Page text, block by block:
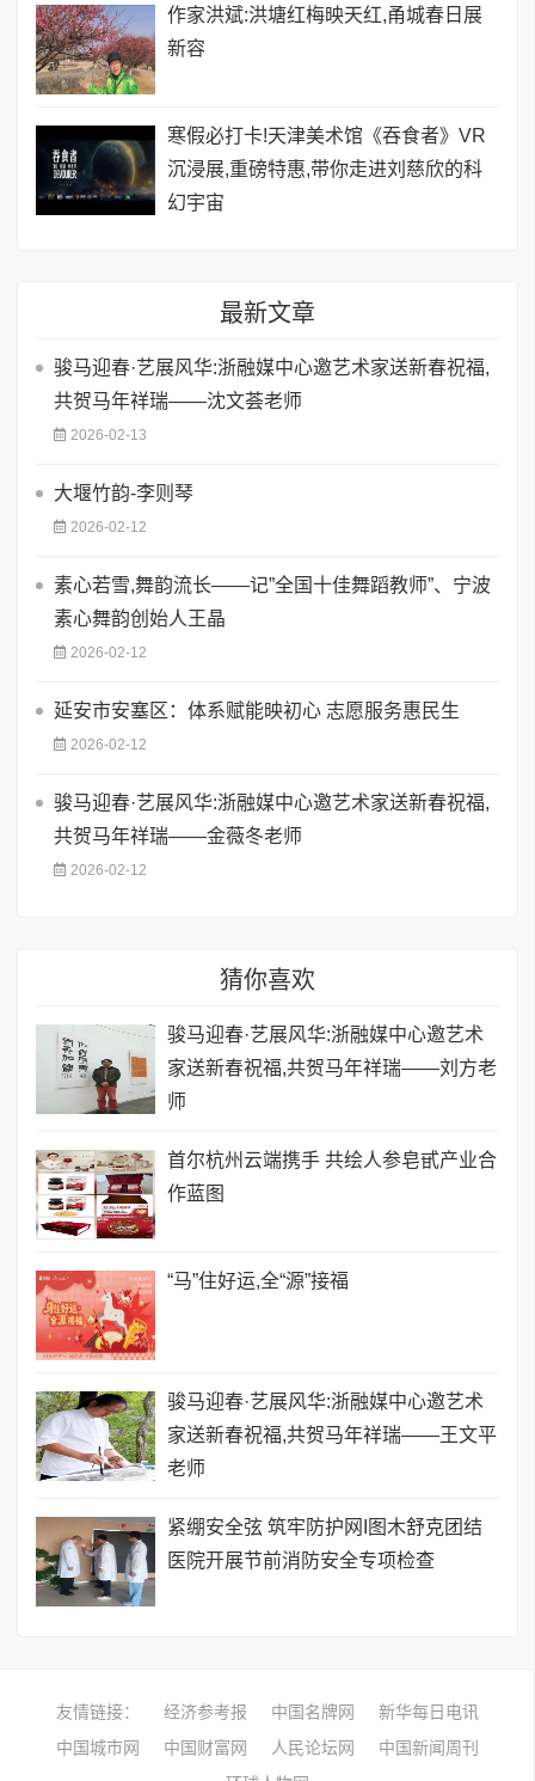
作家洪斌:洪塘红梅映天红,甬城春日展
新容
寒假必打卡!天津美术馆《吞食者》VR
沉浸展,重磅特惠,带你走进刘慈欣的科
幻宇宙
最新文章
骏马迎春·艺展风华:浙融媒中心邀艺术家送新春祝福,
共贺马年祥瑞——沈文荟老师
2026-02-13
大堰竹韵-​李则琴
2026-02-12
素心若雪,舞韵流长——记”全国十佳舞蹈教师”、宁波
素心舞韵创始人王晶
2026-02-12
延安市安塞区：体系赋能映初心 志愿服务惠民生
2026-02-12
骏马迎春·艺展风华:浙融媒中心邀艺术家送新春祝福,
共贺马年祥瑞——金薇冬老师
2026-02-12
猜你喜欢
骏马迎春·艺展风华:浙融媒中心邀艺术
家送新春祝福,共贺马年祥瑞——刘方老
师
首尔杭州云端携手 共绘人参皂甙产业合
作蓝图
​“马”住好运,全“源”接福
骏马迎春·艺展风华:浙融媒中心邀艺术
家送新春祝福,共贺马年祥瑞——王文平
老师
紧绷安全弦 筑牢防护网I图木舒克团结
医院开展节前消防安全专项检查
友情链接： 经济参考报 中国名牌网
新华每日电讯
中国城市网
中国财富网 人民论坛网
中国新闻周刊